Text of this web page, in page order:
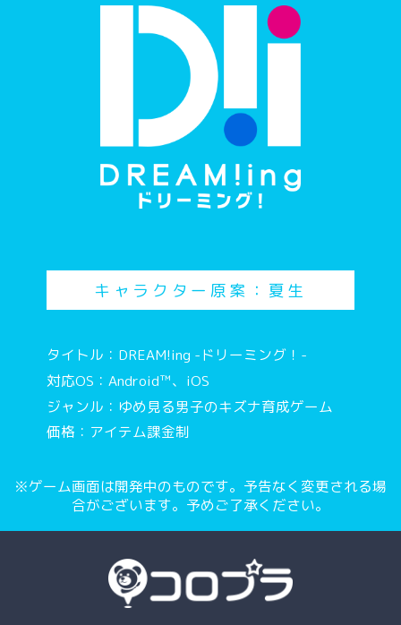
キャラクター原案：夏生
タイトル：DREAM!ing -ドリーミング！-
対応OS：Android™、iOS
ジャンル：ゆめ見る男子のキズナ育成ゲーム
価格：アイテム課金制
※ゲーム画面は開発中のものです。予告なく変更される場
合がございます。予めご了承ください。